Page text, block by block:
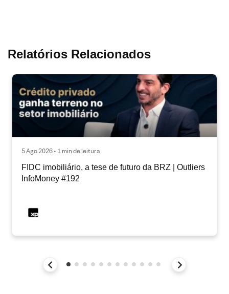
Relatórios Relacionados
5 Ago 2026 • 1 min de leitura
FIDC imobiliário, a tese de futuro da BRZ | Outliers
InfoMoney #192